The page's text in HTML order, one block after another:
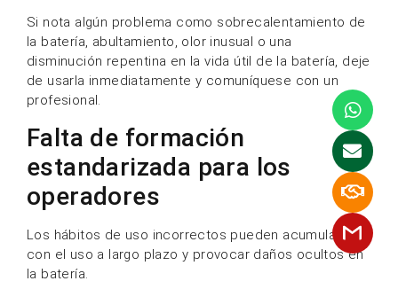
Si nota algún problema como sobrecalentamiento de
la batería, abultamiento, olor inusual o una
disminución repentina en la vida útil de la batería, deje
de usarla inmediatamente y comuníquese con un
profesional.
Falta de formación
estandarizada para los
operadores
Los hábitos de uso incorrectos pueden acumularse
con el uso a largo plazo y provocar daños ocultos en
la batería.